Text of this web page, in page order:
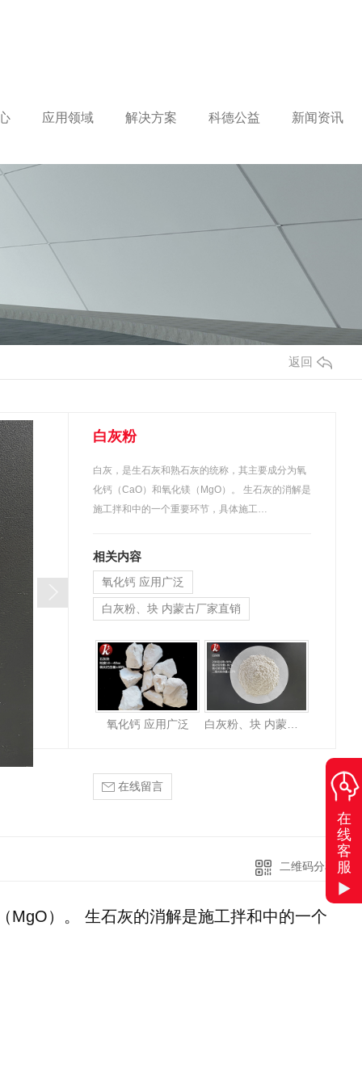
应用领域 解决方案 科德公益 新闻资讯
返回
白灰粉
白灰，是生石灰和熟石灰的统称，其主要成分为氧
化钙（CaO）和氧化镁（MgO）。 生石灰的消解是
施工拌和中的一个重要环节，具体施工…
相关内容
氧化钙 应用广泛
白灰粉、块 内蒙古厂家直销
氧化钙 应用广泛 白灰粉、块 内蒙古厂家直销
在线留言
二维码分享
MgO）。 生石灰的消解是施工拌和中的一个
在
线
客
服